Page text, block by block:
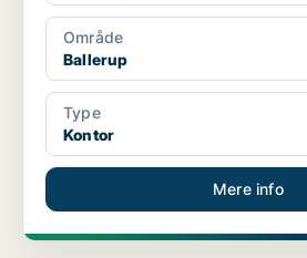
Område
Ballerup
Type
Kontor
Mere info